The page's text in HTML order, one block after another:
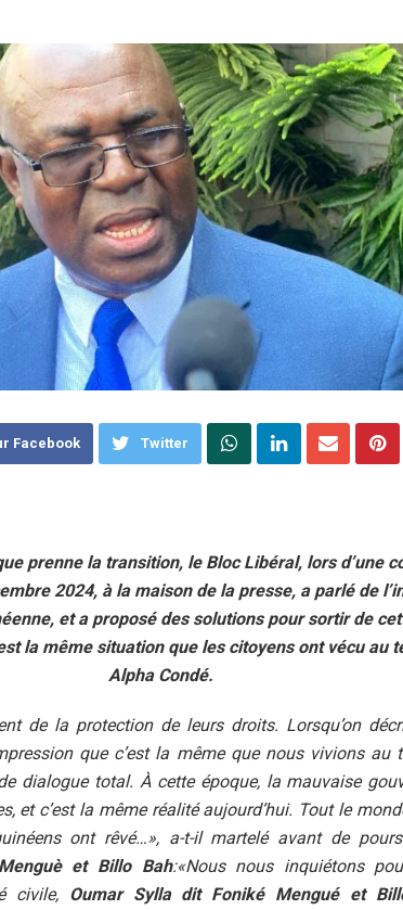
Facebook Twitter
prenne la transition, le Bloc Libéral, lors d’une
2024, à la maison de la presse, a parlé de
et a proposé des solutions pour sortir de
la même situation que les citoyens ont vécu au
Alpha Condé.
de la protection de leurs droits. Lorsqu’on
que c’est la même que nous vivions au
dialogue total. À cette époque, la mauvaise
et c’est la même réalité aujourd’hui. Tout le
ont rêvé…», a-t-il martelé avant de
et Billo Bah:«Nous nous inquiétons
civile, Oumar Sylla dit Foniké Mengué et